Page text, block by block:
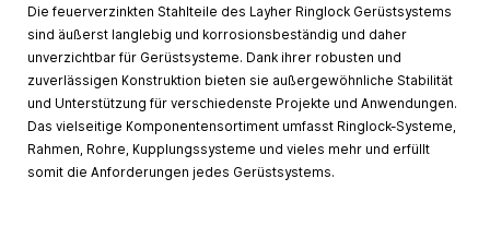
Die feuerverzinkten Stahlteile des Layher Ringlock Gerüstsystems
sind äußerst langlebig und korrosionsbeständig und daher
unverzichtbar für Gerüstsysteme. Dank ihrer robusten und
zuverlässigen Konstruktion bieten sie außergewöhnliche Stabilität
und Unterstützung für verschiedenste Projekte und Anwendungen.
Das vielseitige Komponentensortiment umfasst Ringlock-Systeme,
Rahmen, Rohre, Kupplungssysteme und vieles mehr und erfüllt
somit die Anforderungen jedes Gerüstsystems.